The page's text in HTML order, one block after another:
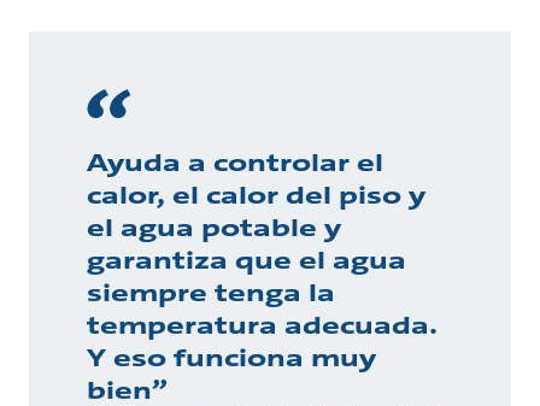
Ayuda a controlar el
calor, el calor del piso y
el agua potable y
garantiza que el agua
siempre tenga la
temperatura adecuada.
Y eso funciona muy
bien”